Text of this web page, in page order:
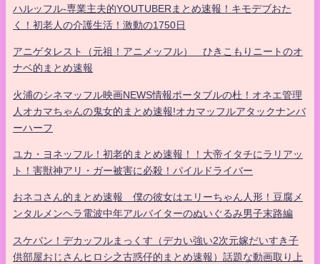
ハルッフル-専業主夫的YOUTUBERまとめ速報！キモデブおた
く！初老人の介護生活！激動の1750日
アニゲタレスト（元祖！アニメッフル） ひきこもりニートのオ
ナベ的まとめ速報
火浦のシネマッフル映画NEWS情報ポータブルの杜！オネエ管理
人オカマちゃんの鬼女的まとめ速報!オカマッフルアタックナンバ
ーハーフ
ユカ・ヨネッフル！初老的まとめ速報！！大帝イタチにラリアッ
ト！害獣神アリ・ガー被害に必殺！パイルドライバー
おネコさん的まとめ速報 僕の彼女はエリーちゃん人形！豆腐メ
ンタルメンヘラ電波中年アルバイターのぬいぐるみ男子末路編
スケバン！デカッフルまっくす（デカい強い2次元嫁だいすき子
供部屋おじさんヒロシ之古惑仔的まとめ速報）話題な動画取り上